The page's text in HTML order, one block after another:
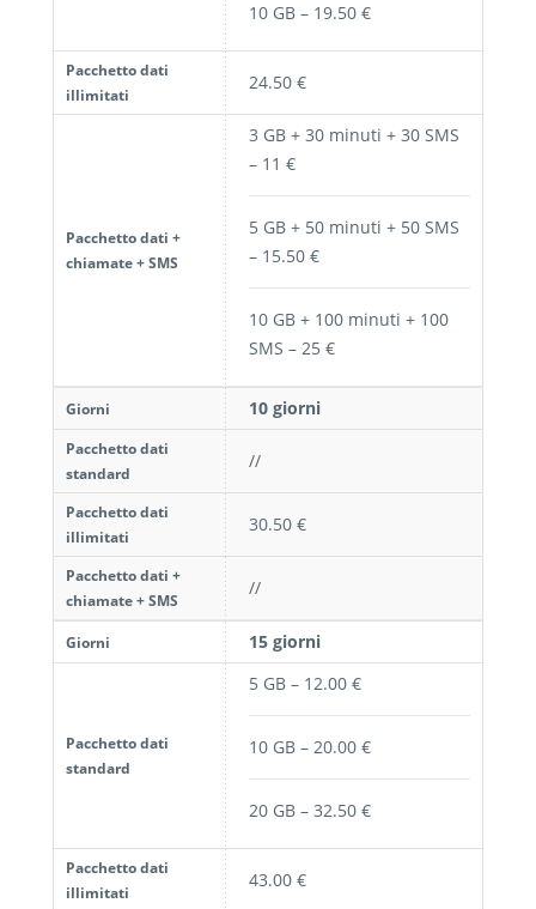
10 GB – 19.50 €
Pacchetto dati
illimitati
24.50 €
Pacchetto dati +
chiamate + SMS
3 GB + 30 minuti + 30 SMS
– 11 €
5 GB + 50 minuti + 50 SMS
– 15.50 €
10 GB + 100 minuti + 100
SMS – 25 €
Giorni 10 giorni
Pacchetto dati
standard
//
Pacchetto dati
illimitati
30.50 €
Pacchetto dati +
chiamate + SMS
//
Giorni 15 giorni
Pacchetto dati
standard
5 GB – 12.00 €
10 GB – 20.00 €
20 GB – 32.50 €
Pacchetto dati
illimitati
43.00 €